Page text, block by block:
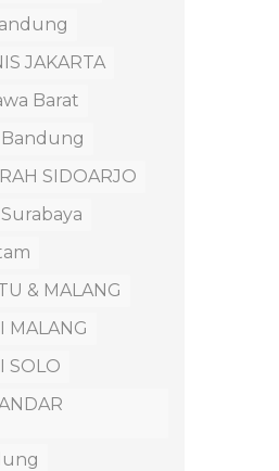
JAKARTA
Barat
SIDOARJO
& MALANG
MALANG
SOLO